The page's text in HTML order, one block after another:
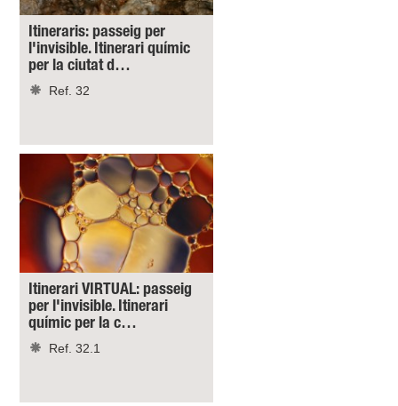
Itineraris: passeig per
l'invisible. Itinerari químic
per la ciutat d…
Ref. 32
Itinerari VIRTUAL: passeig
per l'invisible. Itinerari
químic per la c…
Ref. 32.1